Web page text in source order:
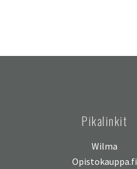
Pikalinkit
Wilma
Opistokauppa.fi